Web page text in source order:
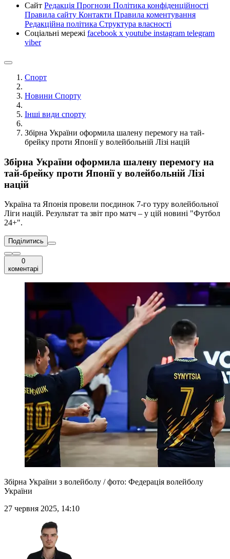
Сайт Редакція Прогнози Політика конфіденційності
Правила сайту Контакти Правила коментування
Редакційна політика Структура власності
Соціальні мережі facebook x youtube instagram telegram
viber
Спорт
Новини Спорту
Інші види спорту
Збірна України оформила шалену перемогу на тай-
брейку проти Японії у волейбольній Лізі націй
Збірна України оформила шалену перемогу на
тай-брейку проти Японії у волейбольній Лізі
націй
Україна та Японія провели поєдинок 7-го туру волейбольної
Ліги націй. Результат та звіт про матч – у цій новині "Футбол
24+".
Поділитись
0
коментарі
Збірна України з волейболу / фото: Федерація волейболу
України
27 червня 2025, 14:10